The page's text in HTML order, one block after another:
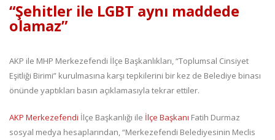
“Şehitler ile LGBT aynı maddede
olamaz”
AKP ile MHP Merkezefendi İlçe Başkanlıkları, “Toplumsal Cinsiyet
Eşitliği Birimi” kurulmasına karşı tepkilerini bir kez de Belediye binası
önünde yaptıkları basın açıklamasıyla tekrar ettiler.
AKP Merkezefendi İlçe Başkanlığı ile İlçe Başkanı Fatih Durmaz
sosyal medya hesaplarından, “Merkezefendi Belediyesinin Meclis